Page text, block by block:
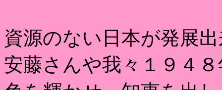
資源のない日本が発展
安藤さんや我々１９４